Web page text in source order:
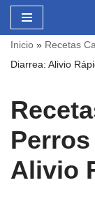
Saltar
al
Inicio » Recetas
Diarrea: Alivio
Alivio